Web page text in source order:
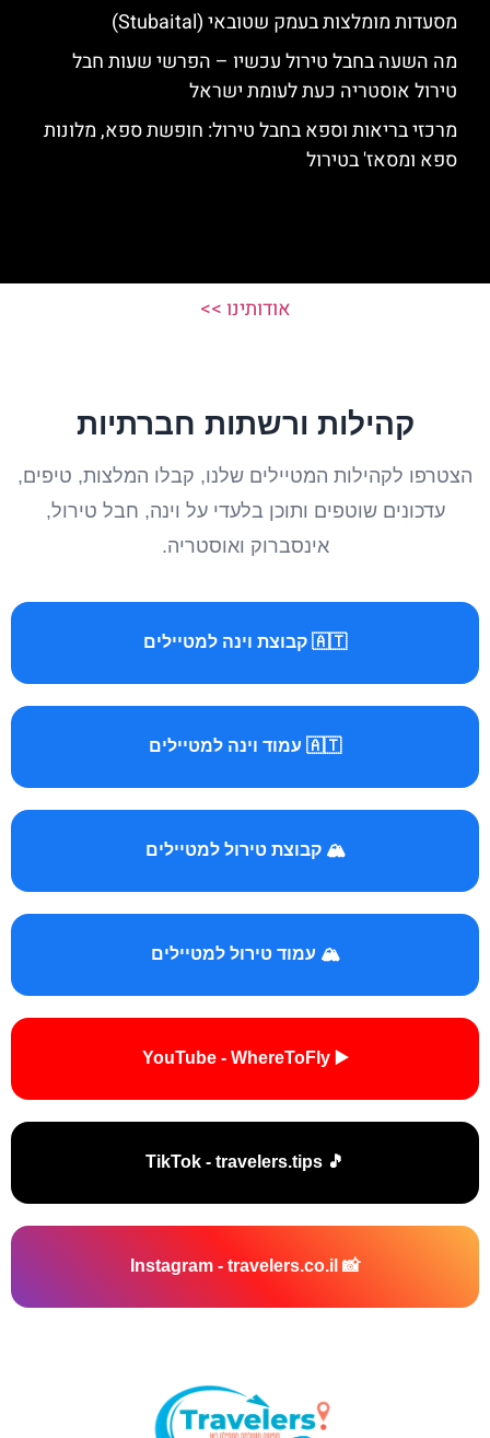
מסעדות מומלצות בעמק שטובאי (Stubaital)
מה השעה בחבל טירול עכשיו – הפרשי שעות חבל
טירול אוסטריה כעת לעומת ישראל
מרכזי בריאות וספא בחבל טירול: חופשת ספא, מלונות
ספא ומסאז' בטירול
אודותינו >>
קהילות ורשתות חברתיות
הצטרפו לקהילות המטיילים שלנו, קבלו המלצות, טיפים,
עדכונים שוטפים ותוכן בלעדי על וינה, חבל טירול,
אינסברוק ואוסטריה.
🇦🇹 קבוצת וינה למטיילים
🇦🇹 עמוד וינה למטיילים
🏔️ קבוצת טירול למטיילים
🏔️ עמוד טירול למטיילים
▶️ YouTube - WhereToFly
🎵 TikTok - travelers.tips
📸 Instagram - travelers.co.il